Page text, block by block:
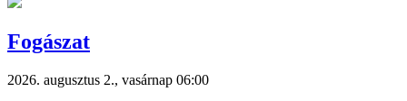
Fogászat
2026. augusztus 2., vasárnap 06:00